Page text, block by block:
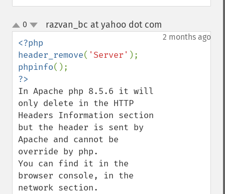
up
down
0 razvan_bc at yahoo dot com
2 months ago
<?php
header_remove( 'Server'
phpinfo
In Apache php 8.5.6 it will
only delete in the HTTP
Headers Information section
but the header is sent by
Apache and cannot be
override by php.
You can find it in the
browser console, in the
network section.